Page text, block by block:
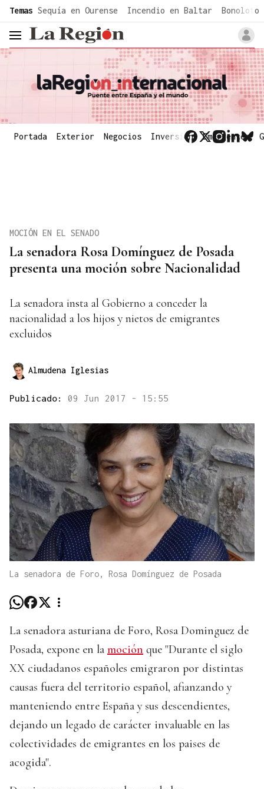
common.go-to-content
Temas Sequía en Ourense Incendio en Baltar Bonoloto
header.menu.open
Portada Exterior Negocios Inversión Emergentes
La senadora Rosa Domínguez de Posada
presenta una moción sobre Nacionalidad
MOCIÓN EN EL SENADO
La senadora insta al Gobierno a conceder la
nacionalidad a los hijos y nietos de emigrantes
excluidos
Almudena Iglesias
Publicado: 09 Jun 2017 - 15:55
La senadora de Foro, Rosa Domínguez de Posada
La senadora asturiana de Foro, Rosa Dominguez de
Posada, expone en la moción que "Durante el siglo
XX ciudadanos españoles emigraron por distintas
causas fuera del territorio español, afianzando y
manteniendo entre España y sus descendientes,
dejando un legado de carácter invaluable en las
colectividades de emigrantes en los paises de
acogida".